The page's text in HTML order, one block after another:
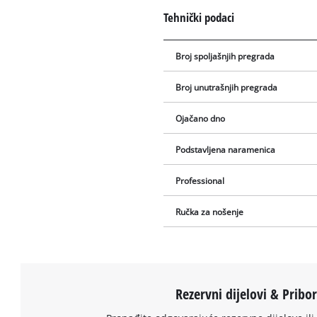
Tehnički podaci
Broj spoljašnjih pregrada
Broj unutrašnjih pregrada
Ojačano dno
Podstavljena naramenica
Professional
Ručka za nošenje
Rezervni dijelovi & Pribor